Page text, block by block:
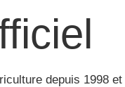
depuis 1998 et